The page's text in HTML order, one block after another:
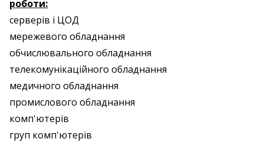
роботи:
серверів і ЦОД
мережевого обладнання
обчислювального обладнання
телекомунікаційного обладнання
медичного обладнання
промислового обладнання
комп'ютерів
груп комп'ютерів